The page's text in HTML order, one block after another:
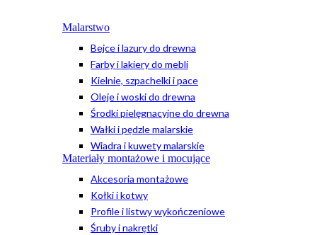
Malarstwo
Bejce i lazury do drewna
Farby i lakiery do mebli
Kielnie, szpachelki i pace
Oleje i woski do drewna
Środki pielęgnacyjne do drewna
Wałki i pędzle malarskie
Wiadra i kuwety malarskie
Materiały montażowe i mocujące
Akcesoria montażowe
Kołki i kotwy
Profile i listwy wykończeniowe
Śruby i nakrętki